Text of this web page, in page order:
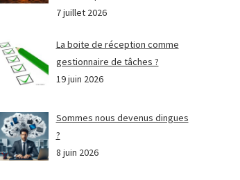
7 juillet 2026
La boite de réception comme
gestionnaire de tâches ?
19 juin 2026
Sommes nous devenus dingues
?
8 juin 2026